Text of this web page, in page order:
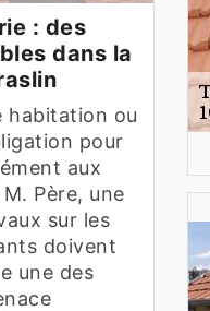
: des
dans la
habitation ou
pour
aux
Père, une
sur les
doivent
une des